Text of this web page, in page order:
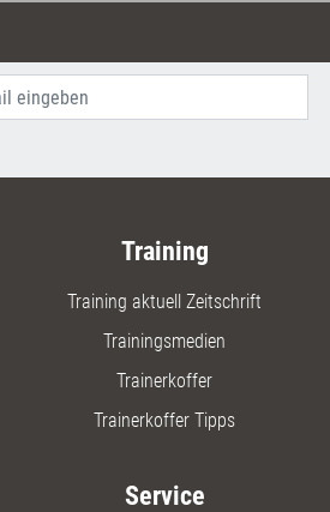
Training
Training aktuell Zeitschrift
Trainingsmedien
Trainerkoffer
Trainerkoffer Tipps
Service